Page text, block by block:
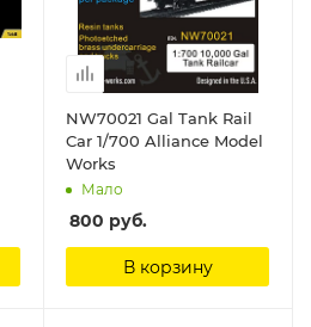
NW70021 Gal Tank Rail
Car 1/700 Alliance Model
Works
Мало
800 руб.
В корзину